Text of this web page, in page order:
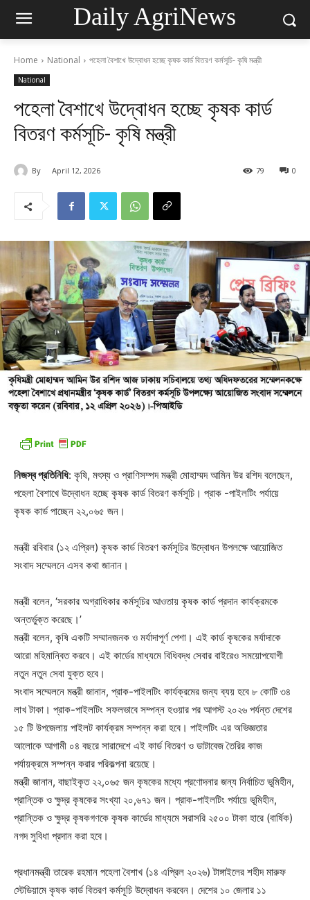
Daily AgriNews
Home National পহেলা বৈশাখে উদ্বোধন হচ্ছে কৃষক কার্ড বিতরণ কর্মসূচি- কৃষি মন্ত্রী
National
পহেলা বৈশাখে উদ্বোধন হচ্ছে কৃষক কার্ড
বিতরণ কর্মসূচি- কৃষি মন্ত্রী
By April 12, 2026 0
79
নিজস্ব প্রতিনিধি: কৃষি, মৎস্য ও প্রাণিসম্পদ মন্ত্রী মোহাম্মদ আমিন উর রশিদ বলেছেন,
পহেলা বৈশাখে উদ্বোধন হচ্ছে কৃষক কার্ড বিতরণ কর্মসূচি। প্রাক -পাইলটিং পর্যায়ে
কৃষক কার্ড পাচ্ছেন ২২,০৬৫ জন।
মন্ত্রী রবিবার (১২ এপ্রিল) কৃষক কার্ড বিতরণ কর্মসূচির উদ্বোধন উপলক্ষে আয়োজিত
সংবাদ সম্মেলনে এসব কথা জানান।
মন্ত্রী বলেন, ‘সরকার অগ্রাধিকার কর্মসূচির আওতায় কৃষক কার্ড প্রদান কার্যক্রমকে
অন্তর্ভুক্ত করেছে।’
মন্ত্রী বলেন, কৃষি একটি সম্মানজনক ও মর্যাদাপূর্ণ পেশা। এই কার্ড কৃষকের মর্যাদাকে
আরো মহিমান্বিত করবে। এই কার্ডের মাধ্যমে বিধিবদ্ধ সেবার বাইরেও সময়োপযোগী
নতুন নতুন সেবা যুক্ত হবে।
সংবাদ সম্মেলনে মন্ত্রী জানান, প্রাক-পাইলটিং কার্যক্রমের জন্য ব্যয় হবে ৮ কোটি ৩৪
লাখ টাকা। প্রাক-পাইলটিং সফলভাবে সম্পন্ন হওয়ার পর আগস্ট ২০২৬ পর্যন্ত দেশের
১৫ টি উপজেলায় পাইলট কার্যক্রম সম্পন্ন করা হবে। পাইলটিং এর অভিজ্ঞতার
আলোকে আগামী ০৪ বছরে সারাদেশে এই কার্ড বিতরণ ও ডাটাবেজ তৈরির কাজ
পর্যায়ক্রমে সম্পন্ন করার পরিকল্পনা রয়েছে।
মন্ত্রী জানান, বাছাইকৃত ২২,০৬৫ জন কৃষকের মধ্যে প্রণোদনার জন্য নির্বাচিত ভূমিহীন,
প্রান্তিক ও ক্ষুদ্র কৃষকের সংখ্যা ২০,৬৭১ জন। প্রাক-পাইলটিং পর্যায়ে ভূমিহীন,
প্রান্তিক ও ক্ষুদ্র কৃষকগণকে কৃষক কার্ডের মাধ্যমে সরাসরি ২৫০০ টাকা হারে (বার্ষিক)
নগদ সুবিধা প্রদান করা হবে।
প্রধানমন্ত্রী তারেক রহমান পহেলা বৈশাখ (১৪ এপ্রিল ২০২৬) টাঙ্গাইলের শহীদ মারুফ
স্টেডিয়ামে কৃষক কার্ড বিতরণ কর্মসূচি উদ্বোধন করবেন। দেশের ১০ জেলার ১১